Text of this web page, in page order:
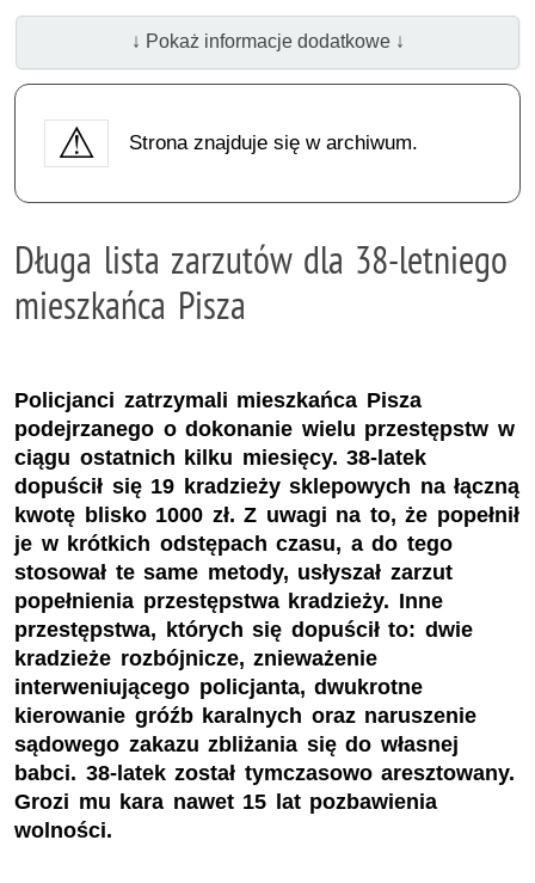
↓ Pokaż informacje dodatkowe ↓
Strona znajduje się w archiwum.
Długa lista zarzutów dla 38-letniego
mieszkańca Pisza
Policjanci zatrzymali mieszkańca Pisza
podejrzanego o dokonanie wielu przestępstw w
ciągu ostatnich kilku miesięcy. 38-latek
dopuścił się 19 kradzieży sklepowych na łączną
kwotę blisko 1000 zł. Z uwagi na to, że popełnił
je w krótkich odstępach czasu, a do tego
stosował te same metody, usłyszał zarzut
popełnienia przestępstwa kradzieży. Inne
przestępstwa, których się dopuścił to: dwie
kradzieże rozbójnicze, znieważenie
interweniującego policjanta, dwukrotne
kierowanie gróźb karalnych oraz naruszenie
sądowego zakazu zbliżania się do własnej
babci. 38-latek został tymczasowo aresztowany.
Grozi mu kara nawet 15 lat pozbawienia
wolności.